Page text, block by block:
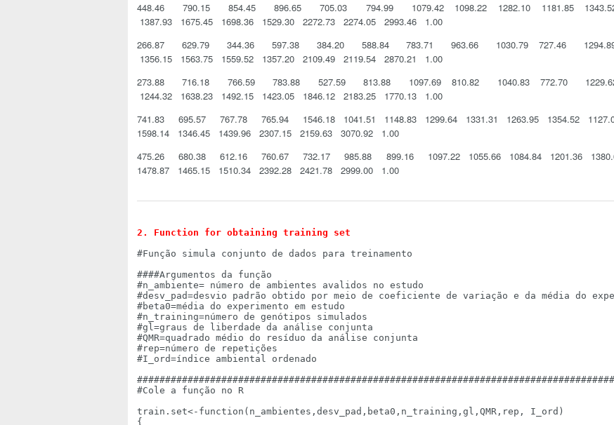
448.46 790.15 854.45 896.65 705.03 794.99 1079.42 1098.22 1282.10 1181.85
1387.93 1675.45 1698.36 1529.30 2272.73 2274.05 2993.46 1.00
266.87 629.79 344.36 597.38 384.20 588.84 783.71 963.66 1030.79 727.46
1356.15 1563.75 1559.52 1357.20 2109.49 2119.54 2870.21 1.00
273.88 716.18 766.59 783.88 527.59 813.88 1097.69 810.82 1040.83 772.70 1229.62
1244.32 1638.23 1492.15 1423.05 1846.12 2183.25 1770.13 1.00
741.83 695.57 767.78 765.94 1546.18 1041.51 1148.83 1299.64 1331.31 1263.95 1354.52
1598.14 1346.45 1439.96 2307.15 2159.63 3070.92 1.00
475.26 680.38 612.16 760.67 732.17 985.88 899.16 1097.22 1055.66 1084.84 1201.36
1478.87 1465.15 1510.34 2392.28 2421.78 2999.00 1.00
2. Function for obtaining training set
#Função simula conjunto de dados para treinamento
####Argumentos da função
#n_ambiente= número de ambientes avalidos no estudo
#desv_pad=desvio padrão obtido por meio de coeficiente de variação e da média do
#beta0=média do experimento em estudo
#n_training=número de genótipos simulados
#gl=graus de liberdade da análise conjunta
#QMR=quadrado médio do resíduo da análise conjunta
#rep=número de repetições
#I_ord=índice ambiental ordenado
#Cole a função no R
train.set<-function(n_ambientes,desv_pad,beta0,n_training,gl,QMR,rep, I_ord)
{